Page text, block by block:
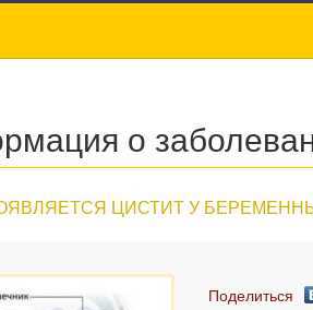
о
ЦИСТИТ У
Поделиться